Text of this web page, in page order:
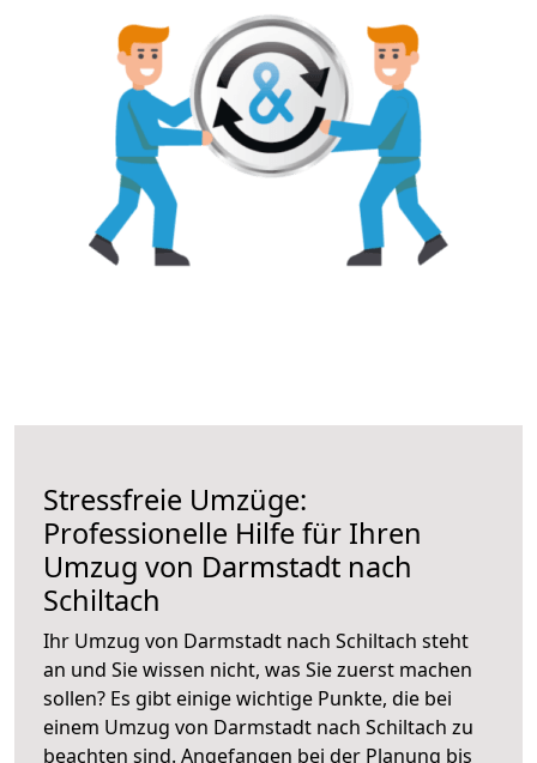
Stressfreie Umzüge:
Professionelle Hilfe für Ihren
Umzug von Darmstadt nach
Schiltach
Ihr Umzug von Darmstadt nach Schiltach steht
an und Sie wissen nicht, was Sie zuerst machen
sollen? Es gibt einige wichtige Punkte, die bei
einem Umzug von Darmstadt nach Schiltach zu
beachten sind. Angefangen bei der Planung bis